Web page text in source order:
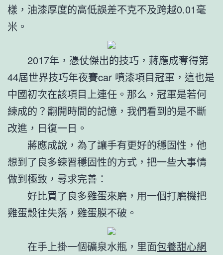
樣，油漆厚度的高低誤差不克不及跨越0.01毫
米。
2017年，憑仗傑出的技巧，蔣應成奪得第
44屆世界技巧年夜賽car 噴漆項目冠軍，這也是
中國初次在該項目上連任。那么，冠軍是若何
練成的？翻開時間的記憶，我們看到的是不斷
改進，日復一日。
蔣應成說，為了讓手有更好的穩固性，他
想到了良多練習穩固性的方式，把一些大事情
做到極致，尋求完善：
好比買了良多雞蛋來磨，用一個打磨機把
雞蛋殼往失落，雞蛋膜不破。
在手上掛一個礦泉水瓶，里面包養甜心網